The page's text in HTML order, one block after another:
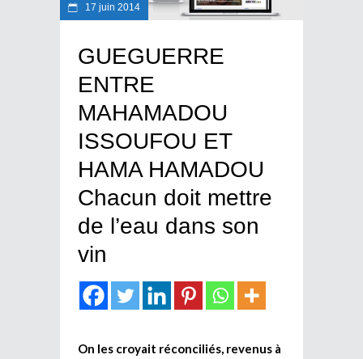
17 juin 2014
GUEGUERRE
ENTRE
MAHAMADOU
ISSOUFOU ET
HAMA HAMADOU
Chacun doit mettre
de l’eau dans son
vin
On les croyait réconciliés, revenus à